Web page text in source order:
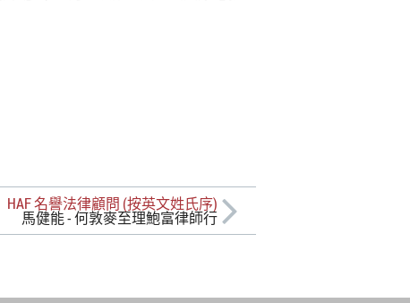
HAF 名譽法律顧問 (按英文姓氏序)
馬健能 - 何敦麥至理鮑富律師行